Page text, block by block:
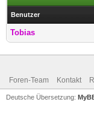
Benutzer
Tobias
Foren-Team Kontakt
Deutsche Übersetzung: